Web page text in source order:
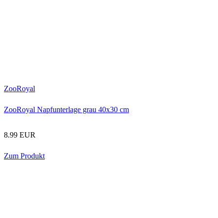
ZooRoyal
ZooRoyal Napfunterlage grau 40x30 cm
8.99 EUR
Zum Produkt